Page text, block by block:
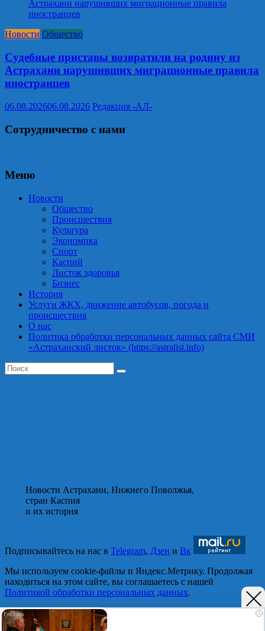
Новости Общество
Судебные приставы возвратили на родину из
Астрахани нарушивших миграционные правила
иностранцев
06.08.202606.08.2026 Редакция -АЛ-
Сотрудничество с нами
Меню
Новости
Общество
Происшествия
Культура
Экономика
Спорт
Каспий
Листок здоровья
Бизнес
История
Услуги ЖКХ, движение автобусов, погода и
происшествия
О нас
Политика обработки персональных данных сайта СМИ
«Астраханский листок» (https://astralist.info)
Новости Астрахани, Нижнего Поволжья,
стран Каспия
и их история
i
Подписывайтесь на нас в Telegram, Дзен и Вк
Мы используем cookie-файлы и Яндекс.Метрику. Продолжая
находиться на этом сайте, вы соглашаетесь с нашей
Политикой обработки персональных данных.
Принять
Отказаться